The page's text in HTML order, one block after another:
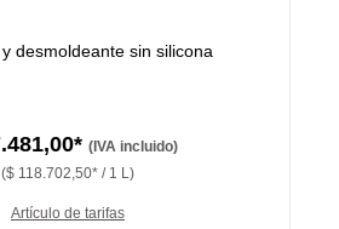
desmoldeante sin silicona
(IVA incluido)
($ 118.702,50* / 1 L)
Artículo de tarifas